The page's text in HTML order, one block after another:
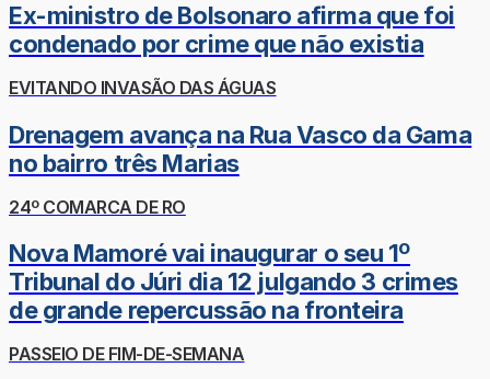
Ex-ministro de Bolsonaro afirma que foi
condenado por crime que não existia
EVITANDO INVASÃO DAS ÁGUAS
Drenagem avança na Rua Vasco da Gama
no bairro três Marias
24º COMARCA DE RO
Nova Mamoré vai inaugurar o seu 1º
Tribunal do Júri dia 12 julgando 3 crimes
de grande repercussão na fronteira
PASSEIO DE FIM-DE-SEMANA